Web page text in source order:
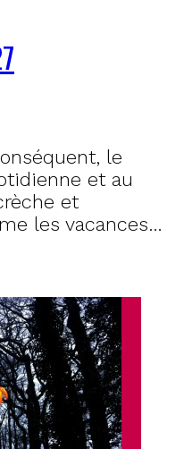
le
et au
et
les vacances…